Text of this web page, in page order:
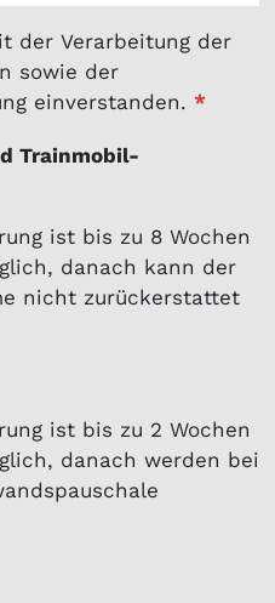
der Verarbeitung der
sowie der
einverstanden. *
Trainmobil-
ist bis zu 8 Wochen
danach kann der
nicht zurückerstattet
ist bis zu 2 Wochen
danach werden bei